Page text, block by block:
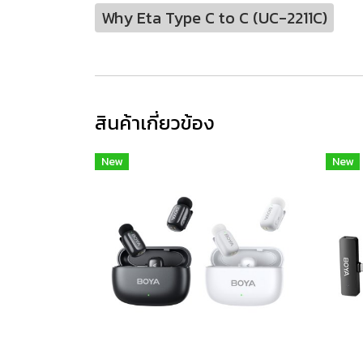
Why Eta Type C to C (UC-2211C)
สินค้าเกี่ยวข้อง
New New